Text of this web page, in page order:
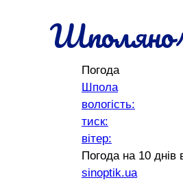
Погода
Шпола
вологість:
тиск:
вітер:
Погода на 10 днів
sinoptik.ua